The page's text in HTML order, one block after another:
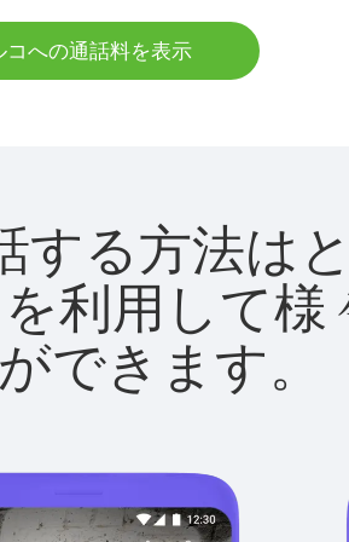
コへの通話料を表示
する方法は
利用して
できます。